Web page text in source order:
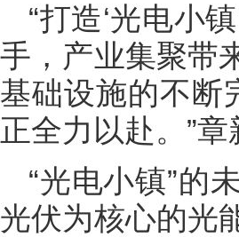
“打造‘光电小
手，产业集聚带
基础设施的不断
正全力以赴。”章
“光电小镇”的
光伏为核心的光